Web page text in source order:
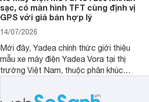
sạc, có màn hình TFT cùng định vị
GPS với giá bán hợp lý
14/07/2026
Mới đây, Yadea chính thức giới thiệu
mẫu xe máy điện Yadea Vora tại thị
trường Việt Nam, thuộc phân khúc
hướng đến nhu cầu di chuyển hằng